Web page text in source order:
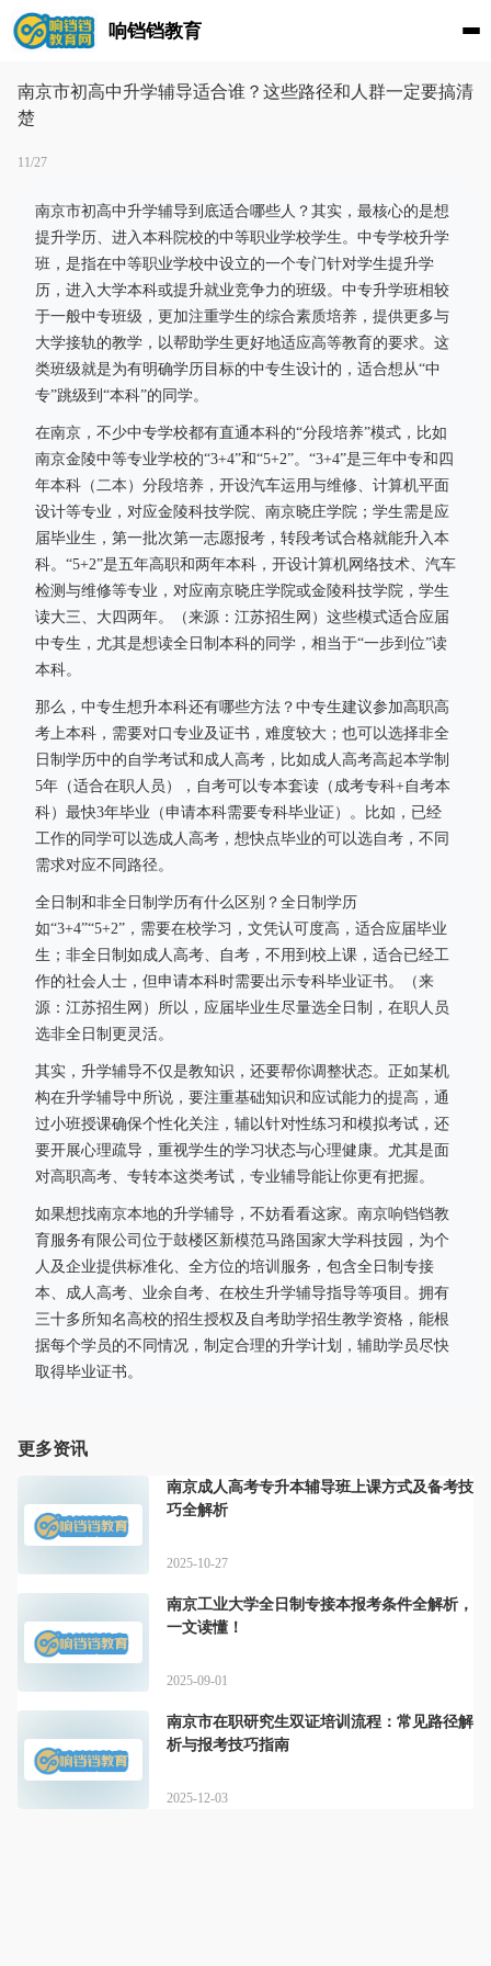
响铛铛教育
南京市初高中升学辅导适合谁？这些路径和人群一定要搞清
楚
11/27
南京市初高中升学辅导到底适合哪些人？其实，最核心的是想
提升学历、进入本科院校的中等职业学校学生。中专学校升学
班，是指在中等职业学校中设立的一个专门针对学生提升学
历，进入大学本科或提升就业竞争力的班级。中专升学班相较
于一般中专班级，更加注重学生的综合素质培养，提供更多与
大学接轨的教学，以帮助学生更好地适应高等教育的要求。这
类班级就是为有明确学历目标的中专生设计的，适合想从“中
专”跳级到“本科”的同学。
在南京，不少中专学校都有直通本科的“分段培养”模式，比如
南京金陵中等专业学校的“3+4”和“5+2”。“3+4”是三年中专和四
年本科（二本）分段培养，开设汽车运用与维修、计算机平面
设计等专业，对应金陵科技学院、南京晓庄学院；学生需是应
届毕业生，第一批次第一志愿报考，转段考试合格就能升入本
科。“5+2”是五年高职和两年本科，开设计算机网络技术、汽车
检测与维修等专业，对应南京晓庄学院或金陵科技学院，学生
读大三、大四两年。（来源：江苏招生网）这些模式适合应届
中专生，尤其是想读全日制本科的同学，相当于“一步到位”读
本科。
那么，中专生想升本科还有哪些方法？中专生建议参加高职高
考上本科，需要对口专业及证书，难度较大；也可以选择非全
日制学历中的自学考试和成人高考，比如成人高考高起本学制
5年（适合在职人员），自考可以专本套读（成考专科+自考本
科）最快3年毕业（申请本科需要专科毕业证）。比如，已经
工作的同学可以选成人高考，想快点毕业的可以选自考，不同
需求对应不同路径。
全日制和非全日制学历有什么区别？全日制学历
如“3+4”“5+2”，需要在校学习，文凭认可度高，适合应届毕业
生；非全日制如成人高考、自考，不用到校上课，适合已经工
作的社会人士，但申请本科时需要出示专科毕业证书。（来
源：江苏招生网）所以，应届毕业生尽量选全日制，在职人员
选非全日制更灵活。
其实，升学辅导不仅是教知识，还要帮你调整状态。正如某机
构在升学辅导中所说，要注重基础知识和应试能力的提高，通
过小班授课确保个性化关注，辅以针对性练习和模拟考试，还
要开展心理疏导，重视学生的学习状态与心理健康。尤其是面
对高职高考、专转本这类考试，专业辅导能让你更有把握。
如果想找南京本地的升学辅导，不妨看看这家。南京响铛铛教
育服务有限公司位于鼓楼区新模范马路国家大学科技园，为个
人及企业提供标准化、全方位的培训服务，包含全日制专接
本、成人高考、业余自考、在校生升学辅导指导等项目。拥有
三十多所知名高校的招生授权及自考助学招生教学资格，能根
据每个学员的不同情况，制定合理的升学计划，辅助学员尽快
取得毕业证书。
更多资讯
南京成人高考专升本辅导班上课方式及备考技
巧全解析
2025-10-27
南京工业大学全日制专接本报考条件全解析，
一文读懂！
2025-09-01
南京市在职研究生双证培训流程：常见路径解
析与报考技巧指南
2025-12-03